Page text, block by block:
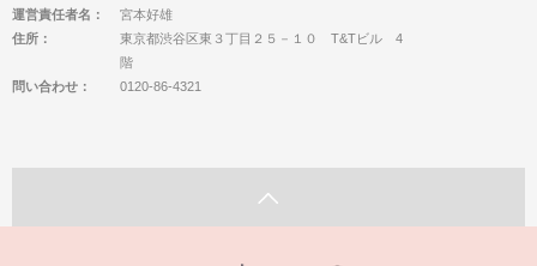
運営責任者名：
宮本好雄
住所：
東京都渋谷区東３丁目２５－１０ T&Tビル 4
階
問い合わせ：
0120-86-4321